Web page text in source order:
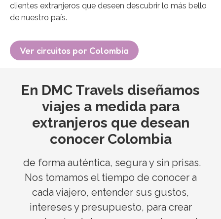
clientes extranjeros que deseen descubrir lo más bello
de nuestro país.
Ver circuitos por Colombia
En DMC Travels diseñamos
viajes a medida para
extranjeros que desean
conocer Colombia
de forma auténtica, segura y sin prisas.
Nos tomamos el tiempo de conocer a
cada viajero, entender sus gustos,
intereses y presupuesto, para crear